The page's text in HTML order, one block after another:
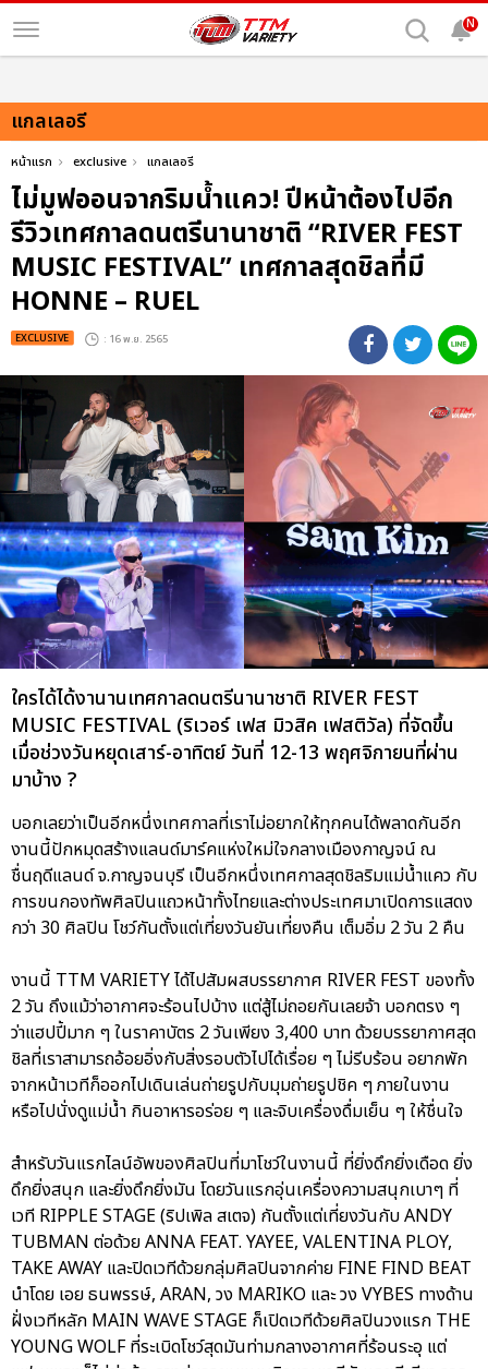
N
แกลเลอรี
หน้าแรก exclusive แกลเลอรี
ไม่มูฟออนจากริมน้ำแคว! ปีหน้าต้องไปอีก
รีวิวเทศกาลดนตรีนานาชาติ “RIVER FEST
MUSIC FESTIVAL” เทศกาลสุดชิลที่มี
HONNE – RUEL
EXCLUSIVE : 16 พ.ย. 2565
ใครได้ได้งานานเทศกาลดนตรีนานาชาติ RIVER FEST
MUSIC FESTIVAL (ริเวอร์ เฟส มิวสิค เฟสติวัล) ที่จัดขึ้น
เมื่อช่วงวันหยุดเสาร์-อาทิตย์ วันที่ 12-13 พฤศจิกายนที่ผ่าน
มาบ้าง ?
บอกเลยว่าเป็นอีกหนึ่งเทศกาลที่เราไม่อยากให้ทุกคนได้พลาดกันอีก
งานนี้ปักหมุดสร้างแลนด์มาร์คแห่งใหม่ใจกลางเมืองกาญจน์ ณ
ชื่นฤดีแลนด์ จ.กาญจนบุรี เป็นอีกหนึ่งเทศกาลสุดชิลริมแม่น้ำแคว กับ
การขนกองทัพศิลปินแถวหน้าทั้งไทยและต่างประเทศมาเปิดการแสดง
กว่า 30 ศิลปิน โชว์กันตั้งแต่เที่ยงวันยันเที่ยงคืน เต็มอิ่ม 2 วัน 2 คืน
งานนี้ TTM VARIETY ได้ไปสัมผสบรรยากาศ RIVER FEST ของทั้ง
2 วัน ถึงแม้ว่าอากาศจะร้อนไปบ้าง แต่สู้ไม่ถอยกันเลยจ้า บอกตรง ๆ
ว่าแฮปปี้มาก ๆ ในราคาบัตร 2 วันเพียง 3,400 บาท ด้วยบรรยากาศสุด
ชิลที่เราสามารถอ้อยอิ่งกับสิ่งรอบตัวไปได้เรื่อย ๆ ไม่รีบร้อน อยากพัก
จากหน้าเวทีก็ออกไปเดินเล่นถ่ายรูปกับมุมถ่ายรูปชิค ๆ ภายในงาน
หรือไปนั่งดูแม่น้ำ กินอาหารอร่อย ๆ และจิบเครื่องดื่มเย็น ๆ ให้ชื่นใจ
สำหรับวันแรกไลน์อัพของศิลปินที่มาโชว์ในงานนี้ ที่ยิ่งดึกยิ่งเดือด ยิ่ง
ดึกยิ่งสนุก และยิ่งดึกยิ่งมัน โดยวันแรกอุ่นเครื่องความสนุกเบาๆ ที่
เวที RIPPLE STAGE (ริปเพิล สเตจ) กันตั้งแต่เที่ยงวันกับ ANDY
TUBMAN ต่อด้วย ANNA FEAT. YAYEE, VALENTINA PLOY,
TAKE AWAY และปิดเวทีด้วยกลุ่มศิลปินจากค่าย FINE FIND BEAT
นำโดย เอย ธนพรรษ์, ARAN, วง MARIKO และ วง VYBES ทางด้าน
ฝั่งเวทีหลัก MAIN WAVE STAGE ก็เปิดเวทีด้วยศิลปินวงแรก THE
YOUNG WOLF ที่ระเบิดโชว์สุดมันท่ามกลางอากาศที่ร้อนระอุ แต่